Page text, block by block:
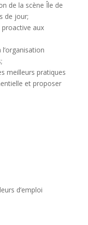
de la scène Île de
de jour;
aux
meilleurs pratiques
et proposer
d’emploi